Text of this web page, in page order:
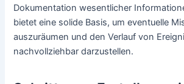
Dokumentation wesentlicher
bietet eine solide Basis, um eventuelle
auszuräumen und den Verlauf von
nachvollziehbar darzustellen.